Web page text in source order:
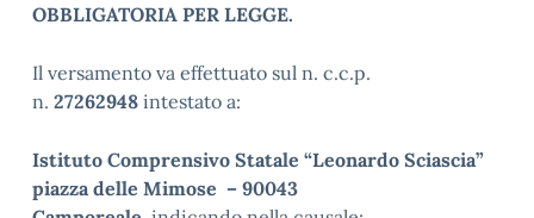
OBBLIGATORIA PER LEGGE.
Il versamento va effettuato sul n. c.c.p.
n. 27262948 intestato a:
Istituto Comprensivo Statale “Leonardo Sciascia”
piazza delle Mimose – 90043